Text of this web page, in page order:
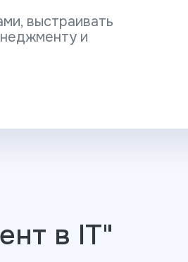
выстраивать
и
в IT"